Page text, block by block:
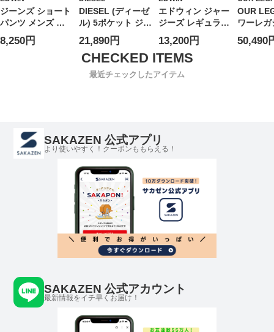
ジーンズ ショート
パンツ メンズ 大
きいサイズ 綿
100％ ジップフラ
8,250円
DIESEL (ディーゼ
ル) 5ポケット ジッ
プフライ レギュラ
ー デニム パンツ
D-AIR
DSLA03618007Y7
レディース
21,890円
エドウィン ジャー
ジーズ レギュラー
ストレート 36-44
インチ オリーブグ
リーン JMH03-
1219 ストレッチ
EDWIN エドウイ
13,200円
OUR
ワーレ
ニム ダ
ップフ
50,490
最近チェックしたアイテム
SAKAZEN 公式アプリ
より使いやすく！クーポンももらえる！
SAKAZEN 公式アカウント
最新情報をイチ早くお届け！